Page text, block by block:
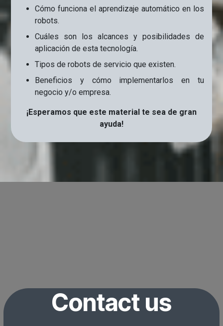
Cómo funciona el aprendizaje automático en los
robots.
Cuáles son los alcances y posibilidades de
aplicación de esta tecnología.
Tipos de robots de servicio que existen.
Beneficios y cómo implementarlos en tu
negocio y/o empresa.
¡Esperamos que este material te sea de gran
ayuda!
Contact us